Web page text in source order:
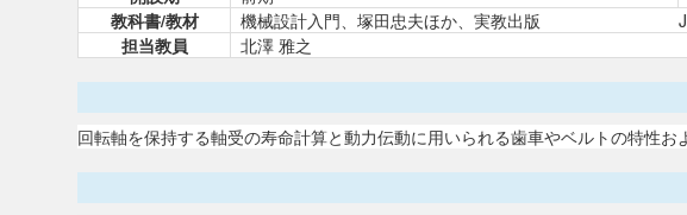
教科書/教材
機械設計入門、塚田忠夫ほか、実教出版 JISにも
担当教員
北澤 雅之
回転軸を保持する軸受の寿命計算と動力伝動に用いられる歯車やベルトの特性お